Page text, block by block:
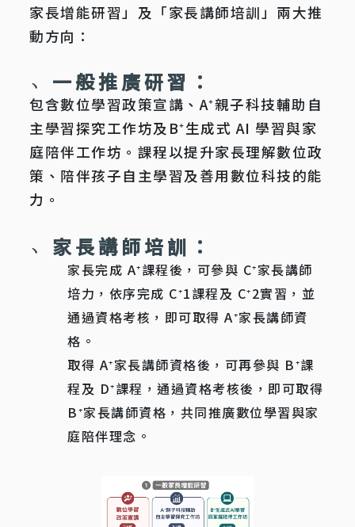
家長增能研習」及「家長講師培訓」兩大推
動方向：
﹆一般推廣研習：
包含數位學習政策宣講、A⁺親子科技輔助自
主學習探究工作坊及B⁺生成式 AI 學習與家
庭陪伴工作坊。課程以提升家長理解數位政
策、陪伴孩子自主學習及善用數位科技的能
力。
﹆家長講師培訓：
家長完成 A⁺課程後，可參與 C⁺家長講師
培力，依序完成 C⁺1課程及 C⁺2實習，並
通過資格考核，即可取得 A⁺家長講師資
格。
取得 A⁺家長講師資格後，可再參與 B⁺課
程及 D⁺課程，通過資格考核後，即可取得
B⁺家長講師資格，共同推廣數位學習與家
庭陪伴理念。